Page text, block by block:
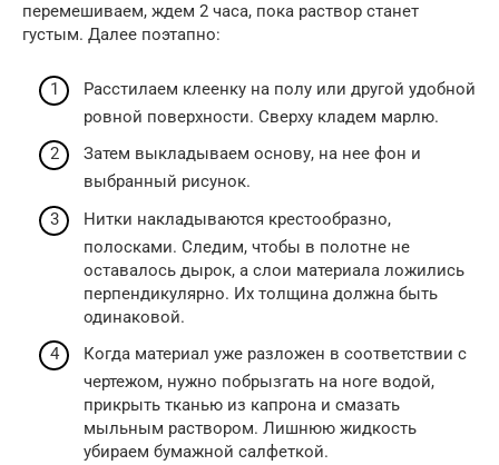
перемешиваем, ждем 2 часа, пока раствор станет
густым. Далее поэтапно:
Расстилаем клеенку на полу или другой удобной
ровной поверхности. Сверху кладем марлю.
Затем выкладываем основу, на нее фон и
выбранный рисунок.
Нитки накладываются крестообразно,
полосками. Следим, чтобы в полотне не
оставалось дырок, а слои материала ложились
перпендикулярно. Их толщина должна быть
одинаковой.
Когда материал уже разложен в соответствии с
чертежом, нужно побрызгать на ноге водой,
прикрыть тканью из капрона и смазать
мыльным раствором. Лишнюю жидкость
убираем бумажной салфеткой.